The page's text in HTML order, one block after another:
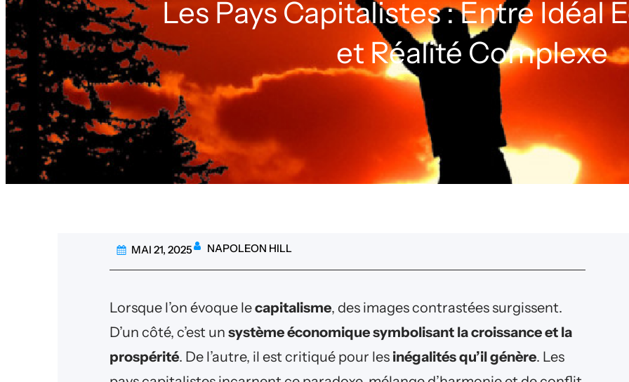
Les Pays Capitalistes : Entre Idéal
et Réalité Complexe
MAI 21, 2025 NAPOLEON HILL
Lorsque l’on évoque lecapitalisme, des images contrastées surgissent.
D’un côté, c’est un système économique symbolisant la croissance et la
prospérité. De l’autre, il est critiqué pour les inégalités qu’il génère. Les